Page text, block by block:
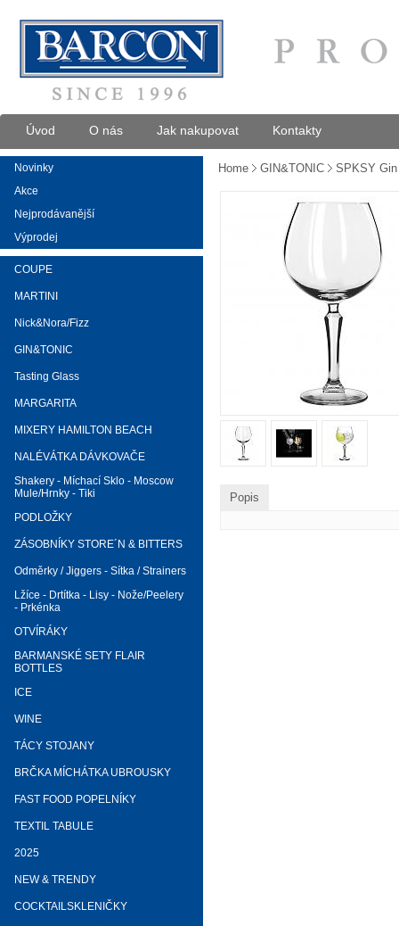
Úvod O nás Jak nakupovat Kontakty
Novinky
Akce
Nejprodávanější
Výprodej
COUPE
MARTINI
Nick&Nora/Fizz
GIN&TONIC
Tasting Glass
MARGARITA
MIXERY HAMILTON BEACH
NALÉVÁTKA DÁVKOVAČE
Shakery - Míchací Sklo - Moscow
Mule/Hrnky - Tiki
PODLOŽKY
ZÁSOBNÍKY STORE´N & BITTERS
Odměrky / Jiggers - Sítka / Strainers
Lžíce - Drtítka - Lisy - Nože/Peelery
- Prkénka
OTVÍRÁKY
BARMANSKÉ SETY FLAIR
BOTTLES
ICE
WINE
TÁCY STOJANY
BRČKA MÍCHÁTKA UBROUSKY
FAST FOOD POPELNÍKY
TEXTIL TABULE
2025
NEW & TRENDY
COCKTAILSKLENIČKY
Home GIN&TONIC SPKSY
Popis